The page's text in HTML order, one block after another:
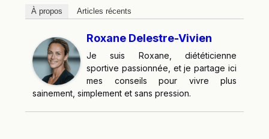
À propos Articles récents
Roxane Delestre-Vivien
Je suis Roxane, diététicienne
sportive passionnée, et je partage ici
mes conseils pour vivre plus
sainement, simplement et sans pression.